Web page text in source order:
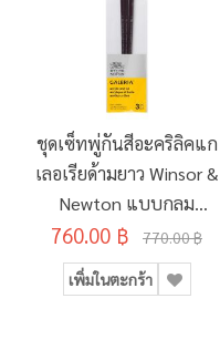
ชุดเซ็ทพู่กันสีอะคริลิคแก
เลอเรียด้ามยาว Winsor &
Newton แบบกลม
เบอร์2/แบบแบนเบอร์8/
แบบฟิลเบิทเบอร์4
760.00 ฿ 770.00 ฿
เพิ่มในตะกร้า